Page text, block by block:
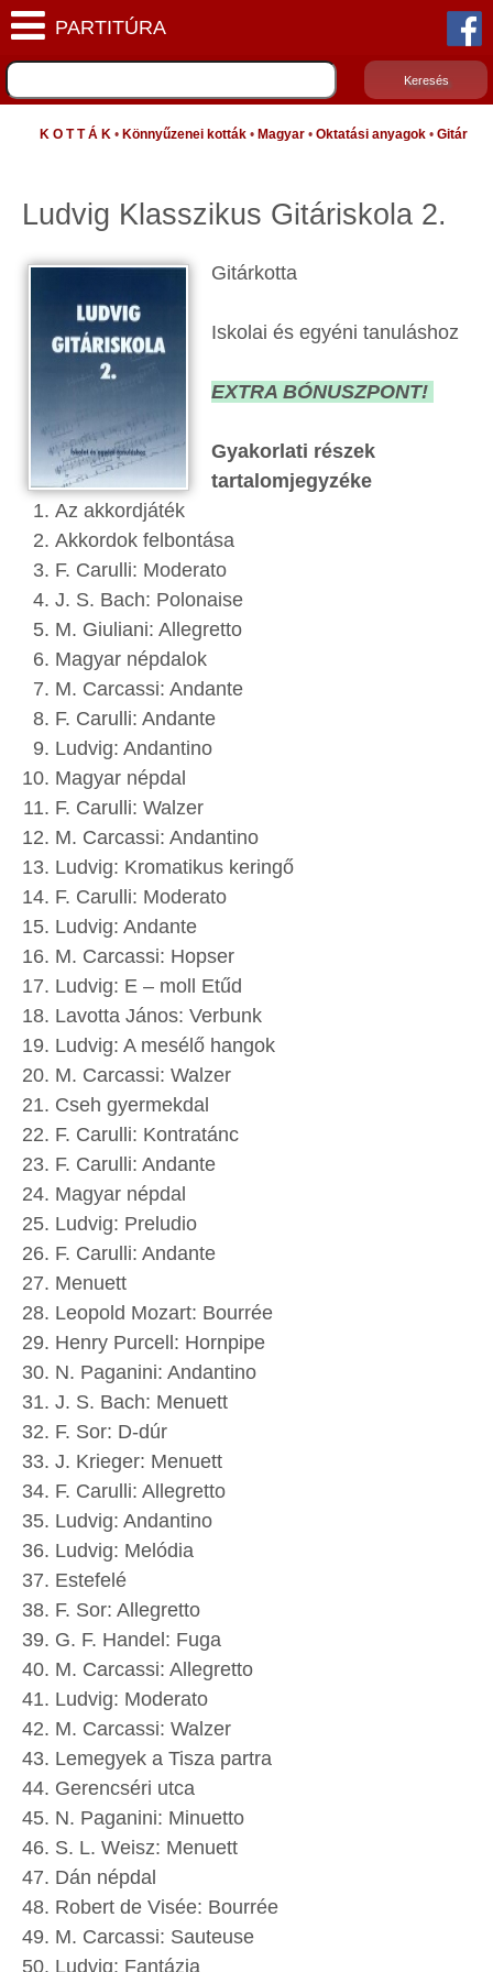
K O T T Á K • Könnyűzenei kották • Magyar • Oktatási anyagok • Gitár
Ludvig Klasszikus Gitáriskola 2.
Gitárkotta
Iskolai és egyéni tanuláshoz
EXTRA BÓNUSZPONT!
Gyakorlati részek
tartalomjegyzéke
Az akkordjáték
Akkordok felbontása
F. Carulli: Moderato
J. S. Bach: Polonaise
M. Giuliani: Allegretto
Magyar népdalok
M. Carcassi: Andante
F. Carulli: Andante
Ludvig: Andantino
Magyar népdal
F. Carulli: Walzer
M. Carcassi: Andantino
Ludvig: Kromatikus keringő
F. Carulli: Moderato
Ludvig: Andante
M. Carcassi: Hopser
Ludvig: E – moll Etűd
Lavotta János: Verbunk
Ludvig: A mesélő hangok
M. Carcassi: Walzer
Cseh gyermekdal
F. Carulli: Kontratánc
F. Carulli: Andante
Magyar népdal
Ludvig: Preludio
F. Carulli: Andante
Menuett
Leopold Mozart: Bourrée
Henry Purcell: Hornpipe
N. Paganini: Andantino
J. S. Bach: Menuett
F. Sor: D-dúr
J. Krieger: Menuett
F. Carulli: Allegretto
Ludvig: Andantino
Ludvig: Melódia
Estefelé
F. Sor: Allegretto
G. F. Handel: Fuga
M. Carcassi: Allegretto
Ludvig: Moderato
M. Carcassi: Walzer
Lemegyek a Tisza partra
Gerencséri utca
N. Paganini: Minuetto
S. L. Weisz: Menuett
Dán népdal
Robert de Visée: Bourrée
M. Carcassi: Sauteuse
Ludvig: Fantázia